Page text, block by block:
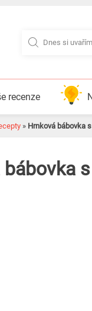
recenze
» Hrnková bábovka
bábovka